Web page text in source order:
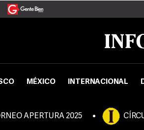
MÉXICO INTERNACIONAL
APERTURA 2025